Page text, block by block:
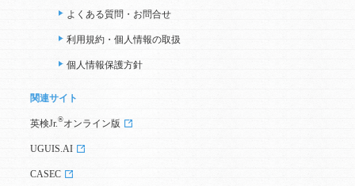
よくある質問・お問合せ
利用規約・個人情報の取扱
個人情報保護方針
関連サイト
英検Jr. ®オンライン版
UGUIS.AI
CASEC